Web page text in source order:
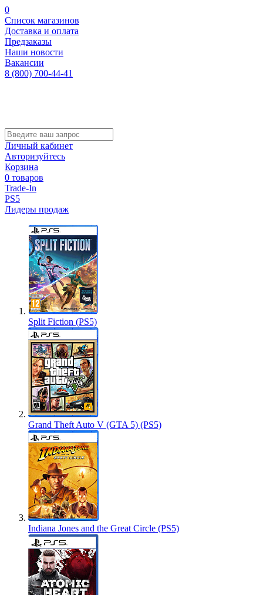
0
Список магазинов
Доставка и оплата
Предзаказы
Наши новости
Вакансии
8 (800) 700-44-41
Личный кабинет
Авторизуйтесь
Корзина
0 товаров
Trade-In
PS5
Лидеры продаж
Split Fiction (PS5)
Grand Theft Auto V (GTA 5) (PS5)
Indiana Jones and the Great Circle (PS5)